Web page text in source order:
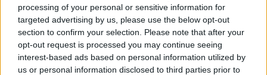
processing of your personal or sensitive information for
targeted advertising by us, please use the below opt-out
section to confirm your selection. Please note that after your
opt-out request is processed you may continue seeing
interest-based ads based on personal information utilized by
us or personal information disclosed to third parties prior to
Μοτζτάμπα Χαμενεΐ: Νέο βίντεο εν μέσω φημών
για την υγεία του – Άγνωστο πότε καταγράφηκε
09.08.2026